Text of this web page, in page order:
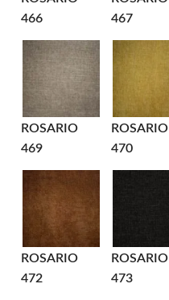
466
467
ROSARIO
469
ROSARIO
470
ROSARIO
472
ROSARIO
473